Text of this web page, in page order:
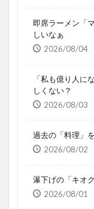
即席ラーメン「
しいなぁ
2026/08/04
「私も億り人に
しくない？
2026/08/03
過去の「料理」
2026/08/02
瀑下げの「キオ
2026/08/01